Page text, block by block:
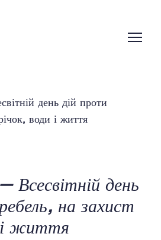
Всесвітній день
на захист
і життя